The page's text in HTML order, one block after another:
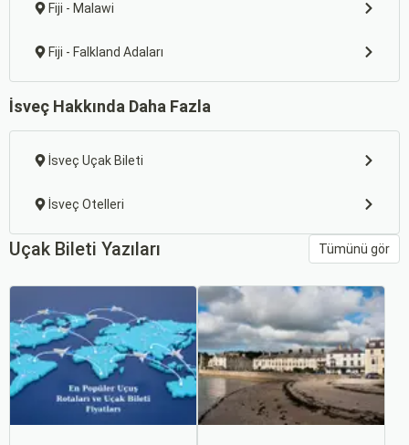
Fiji - Malawi
Fiji - Falkland Adaları
İsveç Hakkında Daha Fazla
İsveç Uçak Bileti
İsveç Otelleri
Uçak Bileti Yazıları Tümünü gör